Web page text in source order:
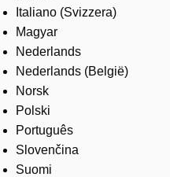
Italiano (Svizzera)
Magyar
Nederlands
Nederlands (België)
Norsk
Polski
Português
Slovenčina
Suomi